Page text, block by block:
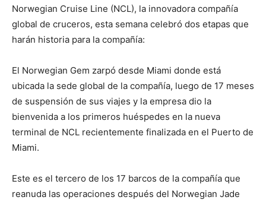
Norwegian Cruise Line (NCL), la innovadora compañía
global de cruceros, esta semana celebró dos etapas que
harán historia para la compañía:
El Norwegian Gem zarpó desde Miami donde está
ubicada la sede global de la compañía, luego de 17 meses
de suspensión de sus viajes y la empresa dio la
bienvenida a los primeros huéspedes en la nueva
terminal de NCL recientemente finalizada en el Puerto de
Miami.
Este es el tercero de los 17 barcos de la compañía que
reanuda las operaciones después del Norwegian Jade